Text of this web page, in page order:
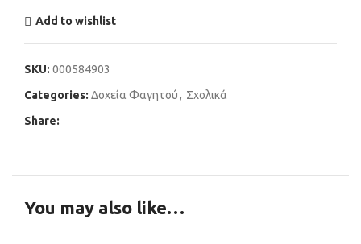
Add to wishlist
SKU: 000584903
Categories: Δοχεία Φαγητού, Σχολικά
Share:
You may also like…